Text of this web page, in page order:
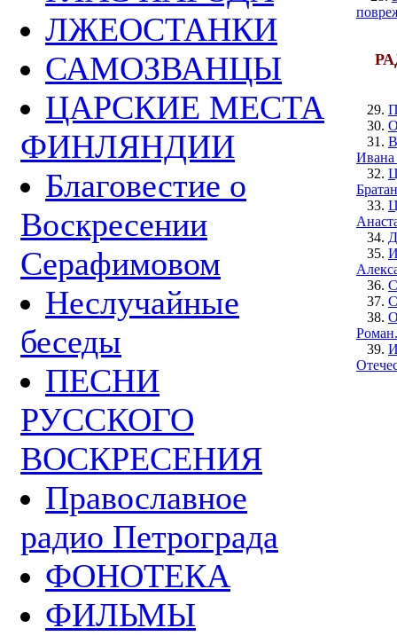
ЛЖЕОСТАНКИ
САМОЗВАНЦЫ
ЦАРСКИЕ МЕСТА
ФИНЛЯНДИИ
Благовестие о
Воскресении
Серафимовом
Неслучайные
беседы
ПЕСНИ
РУССКОГО
ВОСКРЕСЕНИЯ
Православное
радио Петрограда
ФОНОТЕКА
ФИЛЬМЫ
29.
30.
31.
Ивана
32.
33.
34.
35.
36.
37.
38.
Роман.
39.